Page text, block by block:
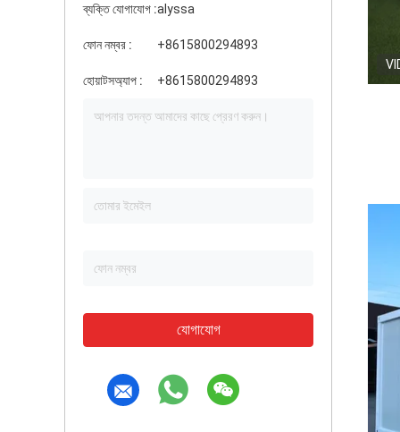
ব্যক্তি যোগাযোগ :alyssa
ফোন নম্বর : +8615800294893
হোয়াটসঅ্যাপ : +8615800294893
যোগাযোগ